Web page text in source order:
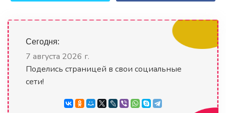
Сегодня:
7 августа 2026 г.
Поделись страницей в свои социальные
сети!